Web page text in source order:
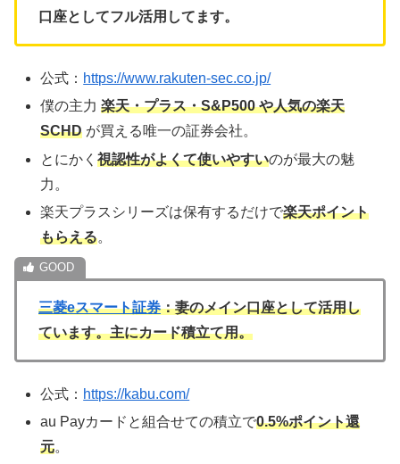
口座としてフル活用してます。
公式： https://www.rakuten-sec.co.jp/
僕の主力楽天・プラス・S&P500 や人気の楽天
SCHD が買える唯一の証券会社。
とにかく視認性がよくて使いやすいのが最大の魅
力。
楽天プラスシリーズは保有するだけで楽天ポイント
もらえる。
三菱eスマート証券：妻のメイン口座として活用し
ています。主にカード積立て用。
公式： https://kabu.com/
au Payカードと組合せての積立で0.5%ポイント還
元。